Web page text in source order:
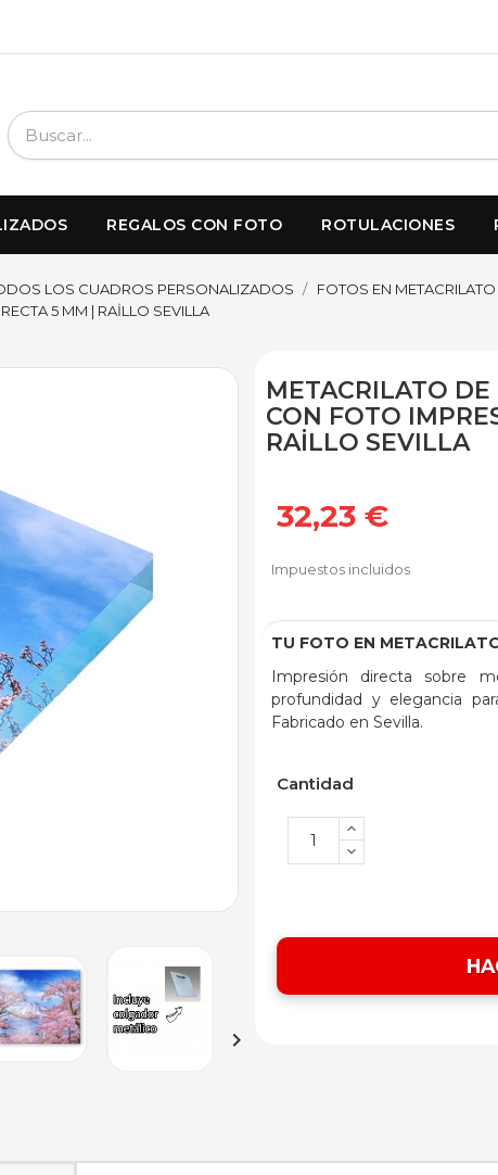
REGALOS CON FOTO ROTULACIONES
LOS CUADROS PERSONALIZADOS
FOTOS EN METACRILATO
5 MM | RAİLLO SEVILLA

METACRILATO
CON FOTO
RAİLLO SEVILLA
32,23 €
Impuestos incluidos
TU FOTO EN
Impresión directa sobre
profundidad y elegancia
Fabricado en Sevilla.
Cantidad